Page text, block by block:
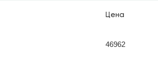
Цена
46962